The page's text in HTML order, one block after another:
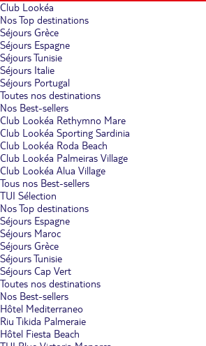
Club Lookéa
Nos Top destinations
Séjours Grèce
Séjours Espagne
Séjours Tunisie
Séjours Italie
Séjours Portugal
Toutes nos destinations
Nos Best-sellers
Club Lookéa Rethymno Mare
Club Lookéa Sporting Sardinia
Club Lookéa Roda Beach
Club Lookéa Palmeiras Village
Club Lookéa Alua Village
Tous nos Best-sellers
TUI Sélection
Nos Top destinations
Séjours Espagne
Séjours Maroc
Séjours Grèce
Séjours Tunisie
Séjours Cap Vert
Toutes nos destinations
Nos Best-sellers
Hôtel Mediterraneo
Riu Tikida Palmeraie
Hôtel Fiesta Beach